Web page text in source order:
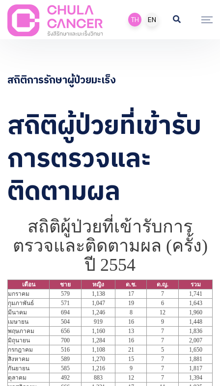
TH EN
สถิติการรักษาผู้ป่วยมะเร็ง
สถิติผู้ป่วยที่เข้ารับ
การตรวจและ
ติดตามผล
สถิติผู้ป่วยที่เข้ารับการ
ตรวจและติดตามผล (ครั้ง)
ปี 2554
เดือน ชาย หญิง ด.ช. ด.ญ.
รวม
มกราคม
579 1,138 17 7
1,741
กุมภาพันธ์
571 1,047 19 6
1,643
มีนาคม
694 1,246 8 12
1,960
เมษายน
504 919 16 9
1,448
พฤษภาคม
656 1,160 13 7
1,836
มิถุนายน
700 1,284 16 7
2,007
กรกฎาคม
516 1,108 21 5
1,650
สิงหาคม
589 1,270 15 7
1,881
กันยายน
585 1,216 9 7
1,817
ตุลาคม
492 883 12 7
1,394